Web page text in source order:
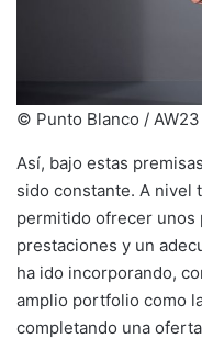
© Punto Blanco / AW23
Así, bajo estas
sido constante. A nivel
permitido ofrecer unos
prestaciones y un
ha ido incorporando,
amplio portfolio como
completando una